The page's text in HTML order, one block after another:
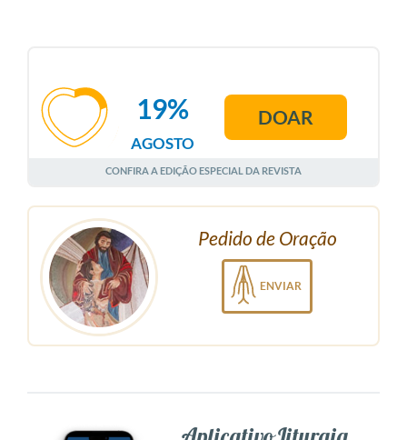
AGOSTO
19% DOAR
CONFIRA A EDIÇÃO ESPECIAL DA REVISTA
Pedido de Oração
ENVIAR